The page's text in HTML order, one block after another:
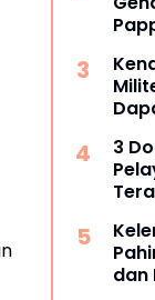
2
3
dan